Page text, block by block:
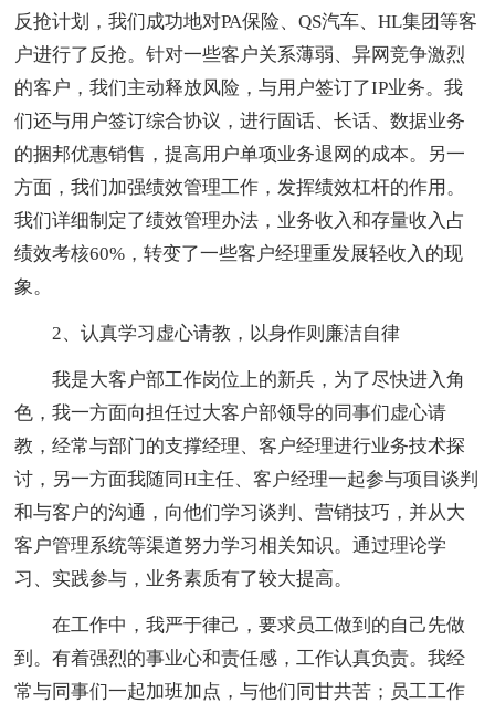
反抢计划，我们成功地对PA保险、QS汽车、HL集团等客
户进行了反抢。针对一些客户关系薄弱、异网竞争激烈
的客户，我们主动释放风险，与用户签订了IP业务。我
们还与用户签订综合协议，进行固话、长话、数据业务
的捆邦优惠销售，提高用户单项业务退网的成本。另一
方面，我们加强绩效管理工作，发挥绩效杠杆的作用。
我们详细制定了绩效管理办法，业务收入和存量收入占
绩效考核60%，转变了一些客户经理重发展轻收入的现
象。
2、认真学习虚心请教，以身作则廉洁自律
我是大客户部工作岗位上的新兵，为了尽快进入角
色，我一方面向担任过大客户部领导的同事们虚心请
教，经常与部门的支撑经理、客户经理进行业务技术探
讨，另一方面我随同H主任、客户经理一起参与项目谈判
和与客户的沟通，向他们学习谈判、营销技巧，并从大
客户管理系统等渠道努力学习相关知识。通过理论学
习、实践参与，业务素质有了较大提高。
在工作中，我严于律己，要求员工做到的自己先做
到。有着强烈的事业心和责任感，工作认真负责。我经
常与同事们一起加班加点，与他们同甘共苦；员工工作